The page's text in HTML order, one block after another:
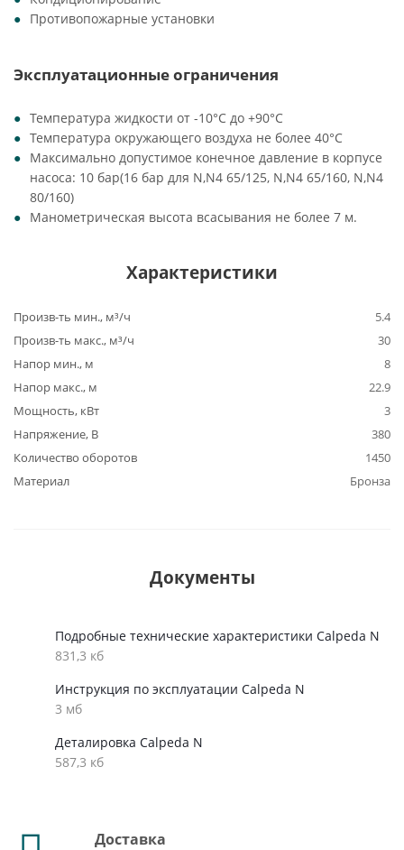
Противопожарные установки
Эксплуатационные ограничения
Температура жидкости от -10°C до +90°C
Температура окружающего воздуха не более 40°C
Максимально допустимое конечное давление в корпусе
насоса: 10 бар(16 бар для N,N4 65/125, N,N4 65/160, N,N4
80/160)
Манометрическая высота всасывания не более 7 м.
Характеристики
Произв-ть мин., м³/ч
5.4
Произв-ть макс., м³/ч
30
Напор мин., м
8
Напор макс., м
22.9
Мощность, кВт
3
Напряжение, В
380
Количество оборотов
1450
Материал
Бронза
Документы
Подробные технические характеристики Calpeda N
831,3 кб
Инструкция по эксплуатации Calpeda N
3 мб
Деталировка Calpeda N
587,3 кб
Доставка